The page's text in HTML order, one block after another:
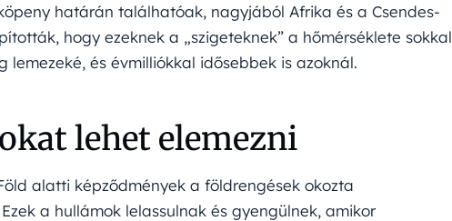
határán találhatóak, nagyjából Afrika és a Csendes-
hogy ezeknek a „szigeteknek” a hőmérséklete sokkal
és évmilliókkal idősebbek is azoknál.
lehet elemezni
alatti képződmények a földrengések okozta
a hullámok lelassulnak és gyengülnek, amikor